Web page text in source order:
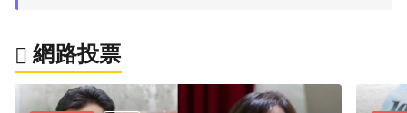
網路投票